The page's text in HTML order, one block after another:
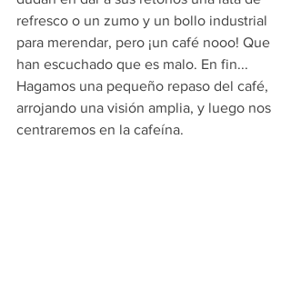
refresco o un zumo y un bollo industrial
para merendar, pero ¡un café nooo! Que
han escuchado que es malo. En fin...
Hagamos una pequeño repaso del café,
arrojando una visión amplia, y luego nos
centraremos en la cafeína.